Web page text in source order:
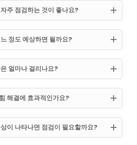
주 점검하는 것이 좋나요?
정도 예상하면 될까요?
얼마나 걸리나요?
해결에 효과적인가요?
이 나타나면 점검이 필요할까요?